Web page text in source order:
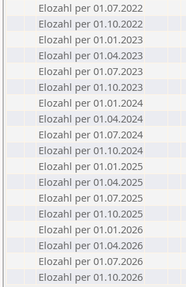
Elozahl per 01.07.2022
Elozahl per 01.10.2022
Elozahl per 01.01.2023
Elozahl per 01.04.2023
Elozahl per 01.07.2023
Elozahl per 01.10.2023
Elozahl per 01.01.2024
Elozahl per 01.04.2024
Elozahl per 01.07.2024
Elozahl per 01.10.2024
Elozahl per 01.01.2025
Elozahl per 01.04.2025
Elozahl per 01.07.2025
Elozahl per 01.10.2025
Elozahl per 01.01.2026
Elozahl per 01.04.2026
Elozahl per 01.07.2026
Elozahl per 01.10.2026